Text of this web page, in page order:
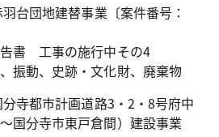
台団地建替事業〔案件番号：
書 工事の施行中その4
振動、史跡・文化財、廃棄物
寺都市計画道路3・2・8号府中
国分寺市東戸倉間）建設事業